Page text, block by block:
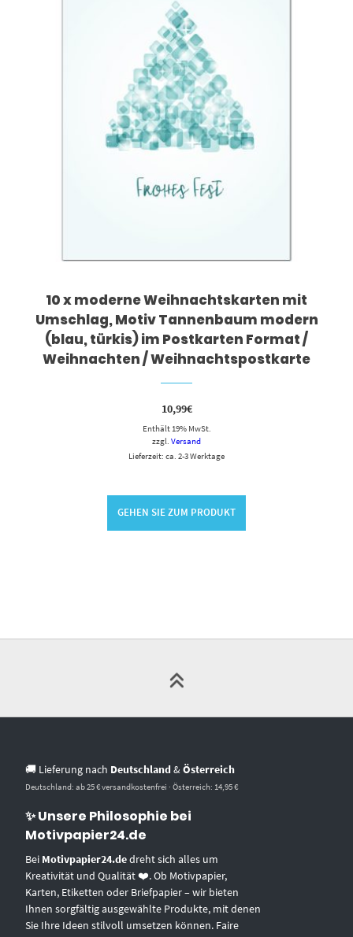
10 x moderne Weihnachtskarten mit
Umschlag, Motiv Tannenbaum modern
(blau, türkis) im Postkarten Format /
Weihnachten / Weihnachtspostkarte
10,99€
Enthält 19% MwSt.
zzgl. Versand
Lieferzeit: ca. 2-3 Werktage
GEHEN SIE ZUM PRODUKT
🚚 Lieferung nach Deutschland &Österreich
Deutschland: ab 25 € versandkostenfrei · Österreich: 14,95 €
✨ Unsere Philosophie bei
Motivpapier24.de
Bei Motivpapier24.dedreht sich alles um
Kreativität und Qualität ❤️. Ob Motivpapier,
Karten, Etiketten oder Briefpapier – wir bieten
Ihnen sorgfältig ausgewählte Produkte, mit denen
Sie Ihre Ideen stilvoll umsetzen können. Faire